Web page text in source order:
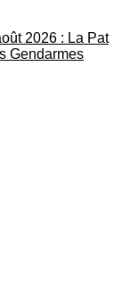
2026 : La Pat
Gendarmes